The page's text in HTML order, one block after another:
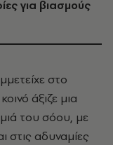
για βιασμούς
στο
άξιζε μια
του σόου, με
στις αδυναμίες